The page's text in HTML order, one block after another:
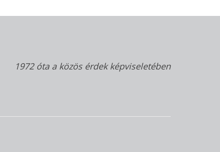
1972 óta a közös érdek képviseletében